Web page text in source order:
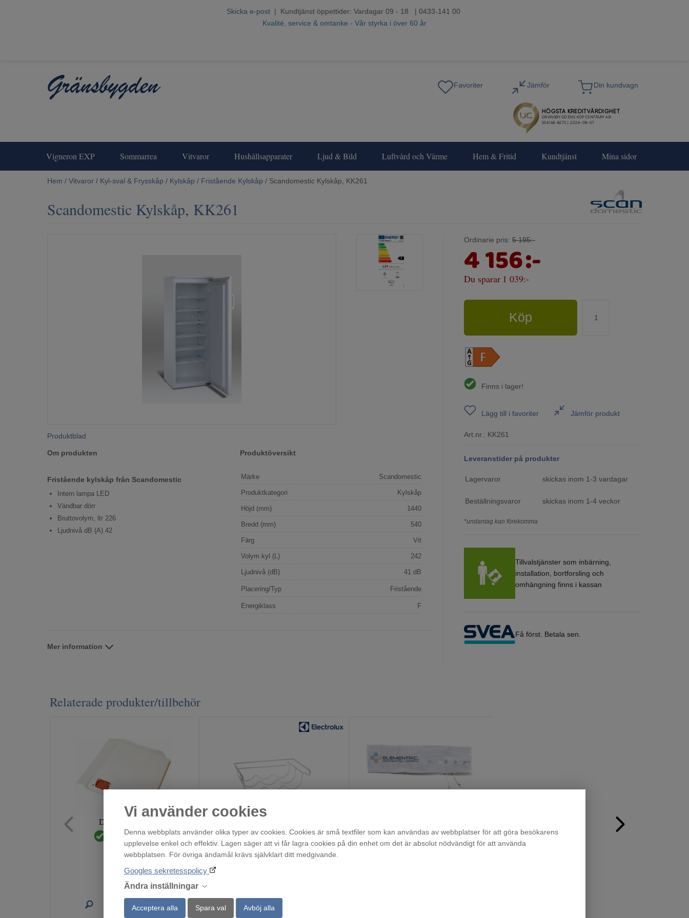
Vi använder cookies
Denna webbplats använder olika typer av cookies. Cookies är små textfiler som kan användas av webbplatser för att göra besökarens
upplevelse enkel och effektiv. Lagen säger att vi får lagra cookies på din enhet om det är absolut nödvändigt för att använda
webbplatsen. För övriga ändamål krävs självklart ditt medgivande.
Googles sekretesspolicy
Ändra inställningar
Acceptera alla Spara val Avböj alla
Skicka e-post | Kundtjänst öppettider: Vardagar 09 - 18 | 0433-141 00
Kvalité, service & omtanke - Vår styrka i över 60 år
Vigneron EXP Sommarrea Vitvaror Hushållsapparater Ljud & Bild Luftvård och Värme Hem & Fritid Kundtjänst Mina sidor
Hem / Vitvaror / Kyl-sval & Frysskåp / Kylskåp / Fristående Kylskåp / Scandomestic Kylskåp, KK261
Scandomestic Kylskåp, KK261
Produktblad
Om produkten
Fristående kylskåp från Scandomestic
Intern lampa LED
Vändbar dörr
Bruttovolym, ltr 226
Ljudnivå dB (A) 42
Produktöversikt
Märke Scandomestic
Produktkategori Kylskåp
Höjd (mm) 1440
Bredd (mm) 540
Färg Vit
Volym kyl (L) 242
Ljudnivå (dB) 41 dB
Placering/Typ Fristående
Energiklass F
Mer information
Ordinarie pris: 5 195:-
4 156:-
Du sparar 1 039:-
Köp
Finns i lager!
Lägg till i favoriter Jämför produkt
Art.nr.: KK261
Leveranstider på produkter
Lagervaror skickas inom 1-3 vardagar
Beställningsvaror skickas inom 1-4 veckor
*undantag kan förekomma
Tillvalstjänster som inbärning,
installation, bortforsling och
omhängning finns i kassan
Få först. Betala sen.
Relaterade produkter/tillbehör
Droppskydd55
Finns i lager!
219 :-
Köp
Beställningsvara
279 :-
Beställningsvara
995